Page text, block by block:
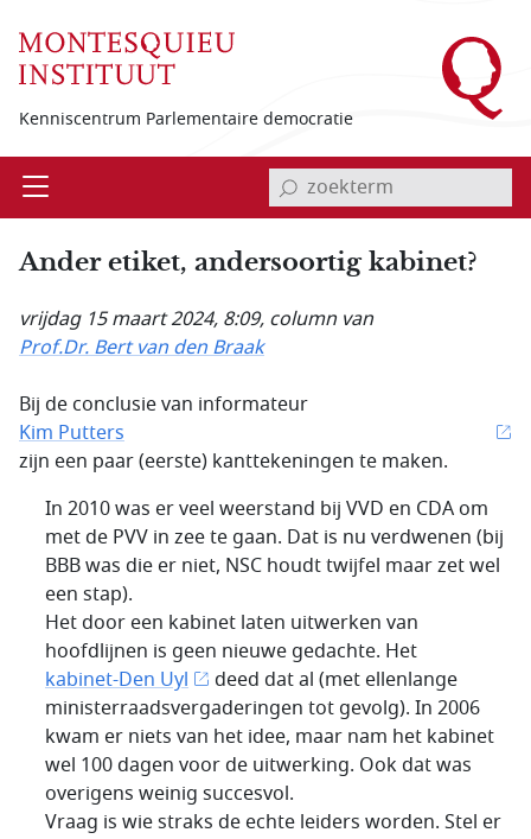
Kenniscentrum Parlementaire democratie
Open invoerveld zoekterm
Ander etiket, andersoortig kabinet?
vrijdag 15 maart 2024, 8:09, column van
Prof.Dr. Bert van den Braak
Bij de conclusie van informateur
Kim Putters
zijn een paar (eerste) kanttekeningen te maken.
In 2010 was er veel weerstand bij VVD en CDA om
met de PVV in zee te gaan. Dat is nu verdwenen (bij
BBB was die er niet, NSC houdt twijfel maar zet wel
een stap).
Het door een kabinet laten uitwerken van
hoofdlijnen is geen nieuwe gedachte. Het
kabinet-Den Uyl
deed dat al (met ellenlange
ministerraadsvergaderingen tot gevolg). In 2006
kwam er niets van het idee, maar nam het kabinet
wel 100 dagen voor de uitwerking. Ook dat was
overigens weinig succesvol.
Vraag is wie straks de echte leiders worden. Stel er